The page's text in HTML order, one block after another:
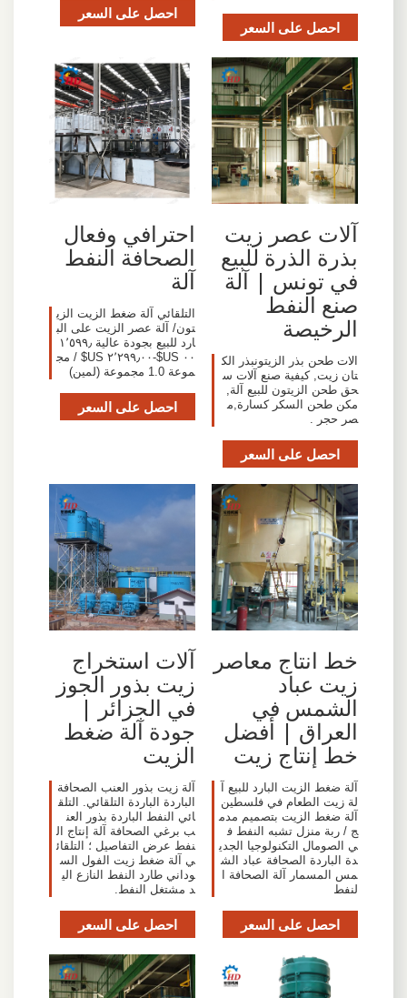
احصل على السعر
احصل على السعر
آلات عصر زيت
بذرة الذرة للبيع
في تونس | آلة
صنع النفط
الرخيصة
الات طحن بذر الزيتونبذر الك
تان زيت, كيفية صنع آلات س
حق طحن الزيتون للبيع آلة,
مكن طحن السكر كسارة,م
صر حجر .
احصل على السعر
احترافي وفعال
الصحافة النفط
آلة
التلقائي آلة ضغط الزيت الزي
تون/ آلة عصر الزيت على الب
ارد للبيع بجودة عالية ١٬٥٩٩٫
٠٠ US$-٢٬٢٩٩٫٠٠ US$ / مج
موعة 1.0 مجموعة (لمين)
احصل على السعر
خط انتاج معاصر
زيت عباد
الشمس في
العراق | أفضل
خط إنتاج زيت
آلة ضغط الزيت البارد للبيع آ
لة زيت الطعام في فلسطين
آلة ضغط الزيت بتصميم مدم
ج / ربة منزل تشبه النفط ف
ي الصومال التكنولوجيا الجدي
دة الباردة الصحافة عباد الش
مس المسمار آلة الصحافة ا
لنفط
احصل على السعر
آلات استخراج
زيت بذور الجوز
في الجزائر |
جودة آلة ضغط
الزيت
آلة زيت بذور العنب الصحافة
الباردة الباردة التلقائي. التلق
ائي النفط الباردة بذور العن
ب برغي الصحافة آلة إنتاج ال
نفط عرض التفاصيل ؛ التلقائ
ي آلة ضغط زيت الفول الس
وداني طارد النفط النازع الي
د مشتغل النفط.
احصل على السعر